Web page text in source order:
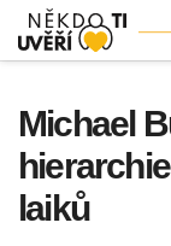
Michael
laiků